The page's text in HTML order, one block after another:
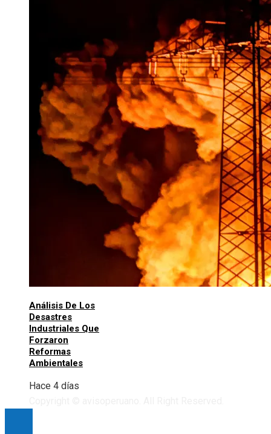
Análisis De Los
Desastres
Industriales Que
Forzaron
Reformas
Ambientales
Hace 4 días